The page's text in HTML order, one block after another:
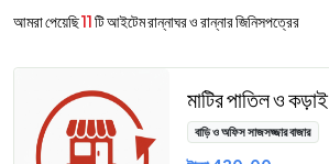
আমরা পেয়েছি11টি আইটেম রান্নাঘর ও রান্নার জিনিসপত্রের
মাটির পাতিল ও কড়াই
বাড়ি ও অফিস সাজসজ্জার বাজার